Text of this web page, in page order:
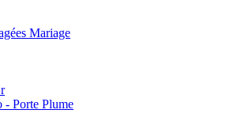
Mariage
- Porte Plume